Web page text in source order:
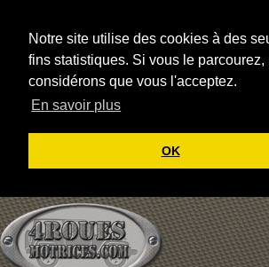
Notre site utilise des cookies à des
fins statistiques. Si vous le parcourez,
considérons que vous l'acceptez.
En savoir plus
OK